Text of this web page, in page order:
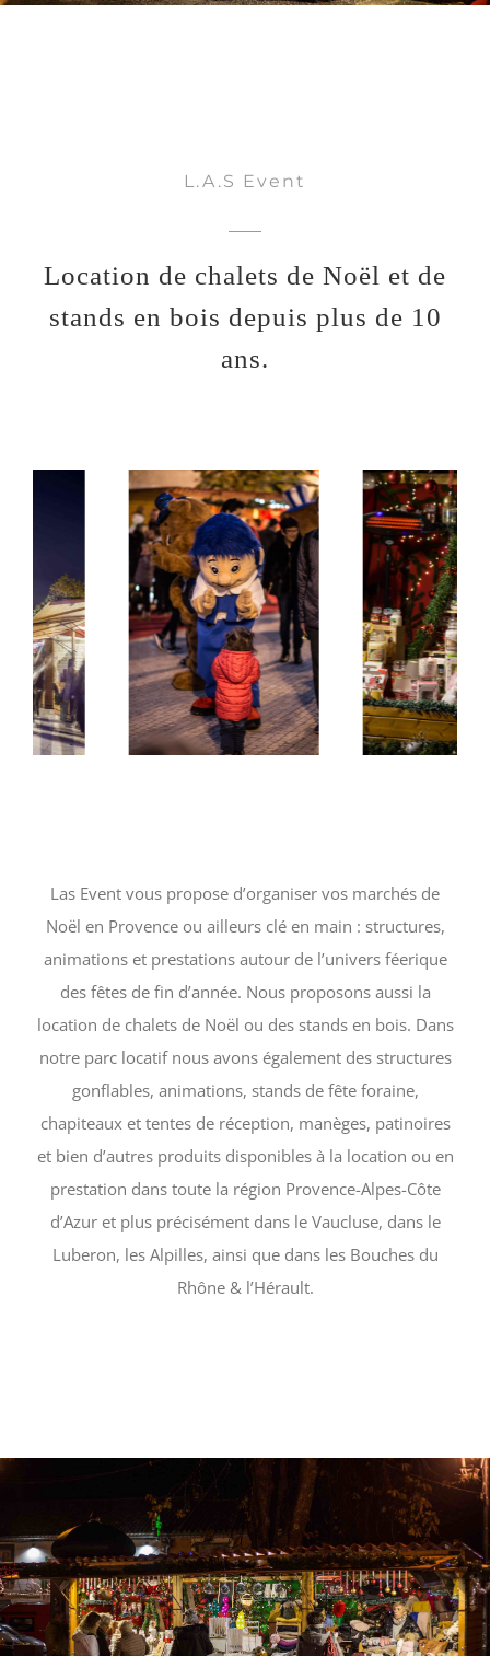
L.A.S Event
Location de chalets de Noël et de
stands en bois depuis plus de 10
ans.
Las Event vous propose d’organiser vos marchés de
Noël en Provence ou ailleurs clé en main : structures,
animations et prestations autour de l’univers féerique
des fêtes de fin d’année. Nous proposons aussi la
location de chalets de Noël ou des stands en bois. Dans
notre parc locatif nous avons également des structures
gonflables, animations, stands de fête foraine,
chapiteaux et tentes de réception, manèges, patinoires
et bien d’autres produits disponibles à la location ou en
prestation dans toute la région Provence-Alpes-Côte
d’Azur et plus précisément dans le Vaucluse, dans le
Luberon, les Alpilles, ainsi que dans les Bouches du
Rhône & l’Hérault.